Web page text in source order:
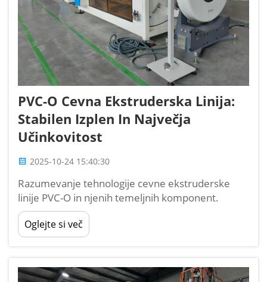
PVC-O Cevna Ekstruderska Linija:
Stabilen Izplen In Največja
Učinkovitost
2025-10-24 15:40:30
Razumevanje tehnologije cevne ekstruderske
linije PVC-O in njenih temeljnih komponent.
Cevne ekstruderske linije za PVC-O (dvosmerno
orientiran polivinilklorid) so napredni proizvodni
sistemi, ki ustvarjajo cevi visoke trdnosti s
Oglejte si več